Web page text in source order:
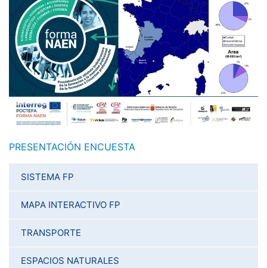
PRESENTACIÓN ENCUESTA
SISTEMA FP
MAPA INTERACTIVO FP
TRANSPORTE
ESPACIOS NATURALES